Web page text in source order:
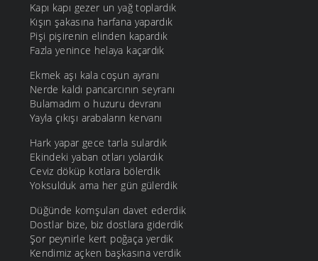
Kapı kapı gezer un yağ toplardık
Kışın şakasına harfana yapardık
Pişi pişirenin elinden kapardık
Fazla yenince helaya kaçardık
Ekmek aşı kala coşun ayranı
Nerde kaldı pancarcının seyranı
Bulamadım o huzuru devranı
Yayla çıkışı arabaların kervanı
Hark yapar gece tarla sulardık
Ekindeki yaban otları yolardık
Ceviz döküp kotlara bölerdik
Yoksulduk ama her gün gülerdik
Düğünde komşuları davet ederdik
Dostlar bize, biz dostlara giderdik
Şor peynirle kert poğaça yerdik
Kendimiz açken başkasına verdik